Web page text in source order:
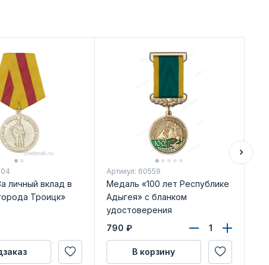
личный вклад в
Троицк»
Артикул: 60559
Медаль «100 лет Республике
Адыгея» с бланком
удостоверения
790 ₽
В корзину